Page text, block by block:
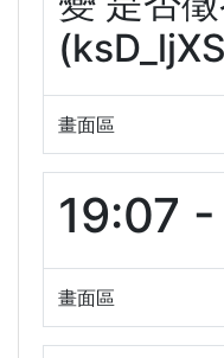
畫面區
19:07 -
畫面區